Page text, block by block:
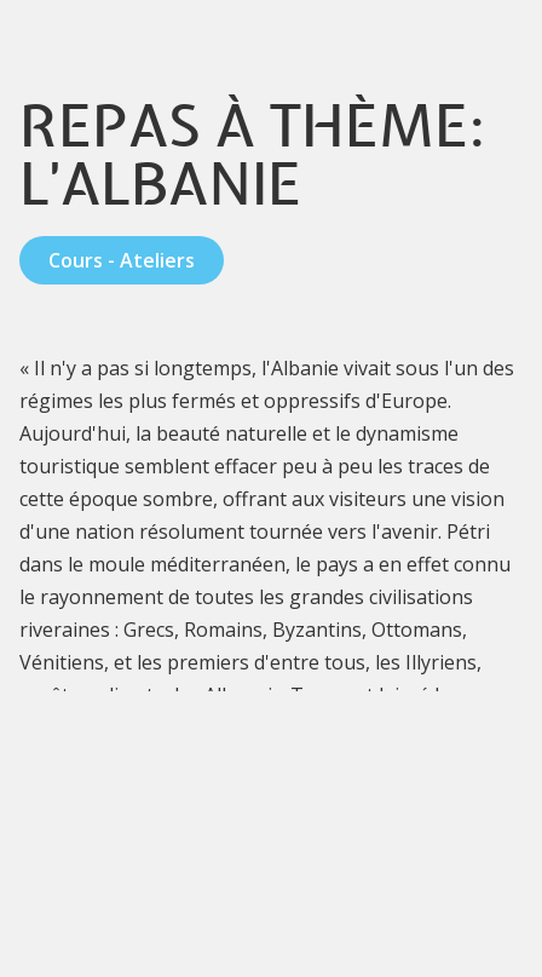
REPAS À THÈME:
L'ALBANIE
Cours - Ateliers
« Il n'y a pas si longtemps, l'Albanie vivait sous l'un des
régimes les plus fermés et oppressifs d'Europe.
Aujourd'hui, la beauté naturelle et le dynamisme
touristique semblent effacer peu à peu les traces de
cette époque sombre, offrant aux visiteurs une vision
d'une nation résolument tournée vers l'avenir. Pétri
dans le moule méditerranéen, le pays a en effet connu
le rayonnement de toutes les grandes civilisations
riveraines : Grecs, Romains, Byzantins, Ottomans,
Vénitiens, et les premiers d'entre tous, les Illyriens,
ancêtres directs des Albanais. Tous ont laissé leur